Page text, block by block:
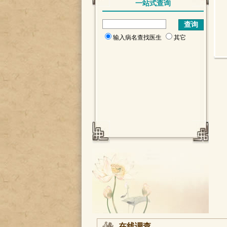
一站式查询
输入病名查找医生 其它